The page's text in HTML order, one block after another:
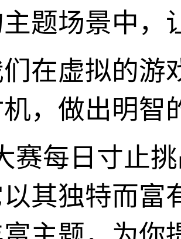
题场景中，
在虚拟的游
，做出明智
赛每日寸止
其独特而富